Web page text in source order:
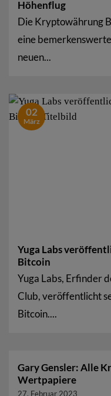
Höhenflug
Die Kryptowährung
eine
neuen...
Yuga Labs
Bitcoin
Yuga Labs, Erfinder
Club, veröffentlicht
Bitcoin....
02
März
Gary Gensler: Alle
Wertpapiere
27. Februar 2023